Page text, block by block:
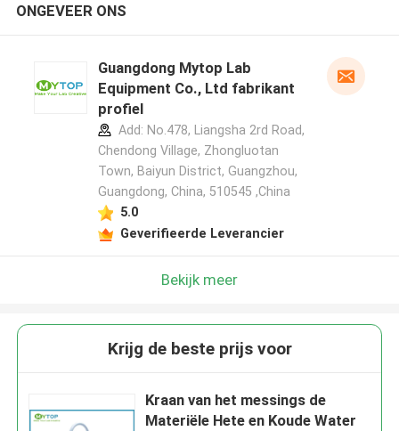
ONGEVEER ONS
Guangdong Mytop Lab
Equipment Co., Ltd fabrikant
profiel
Add: No.478, Liangsha 2rd Road,
Chendong Village, Zhongluotan
Town, Baiyun District, Guangzhou,
Guangdong, China, 510545 ,China
5.0
Geverifieerde Leverancier
Bekijk meer
Krijg de beste prijs voor
Kraan van het messings de
Materiële Hete en Koude Water